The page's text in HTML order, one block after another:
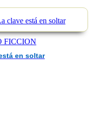
clave
está
FICCION
en soltar